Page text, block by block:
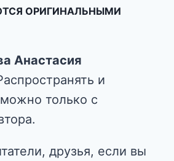
ОРИГИНАЛЬНЫМИ
Анастасия
и
только с
друзья, если вы